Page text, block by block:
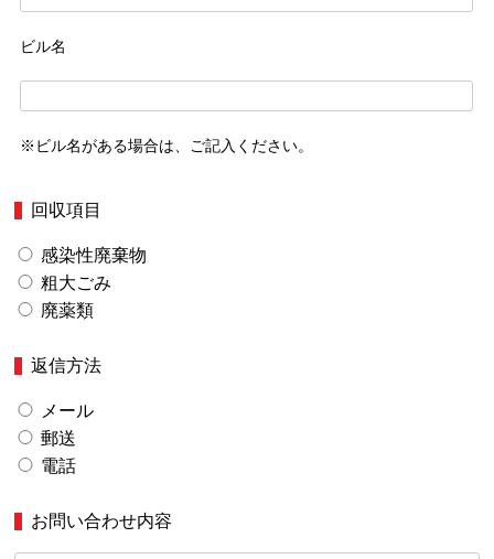
ビル名
※ビル名がある場合は、ご記入ください。
回収項目
感染性廃棄物
粗大ごみ
廃薬類
返信方法
メール
郵送
電話
お問い合わせ内容